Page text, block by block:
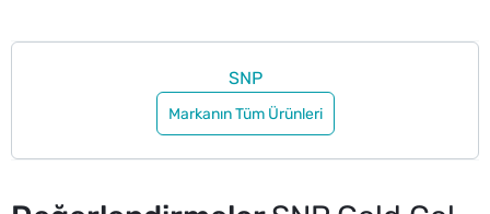
SNP
Markanın Tüm Ürünleri